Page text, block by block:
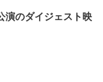
演のダイジェスト映